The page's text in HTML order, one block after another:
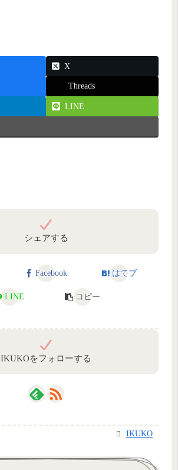
X
Threads
LINE
シェアする
Facebook はてブ
LINE コピー
IKUKOをフォローする
IKUKO